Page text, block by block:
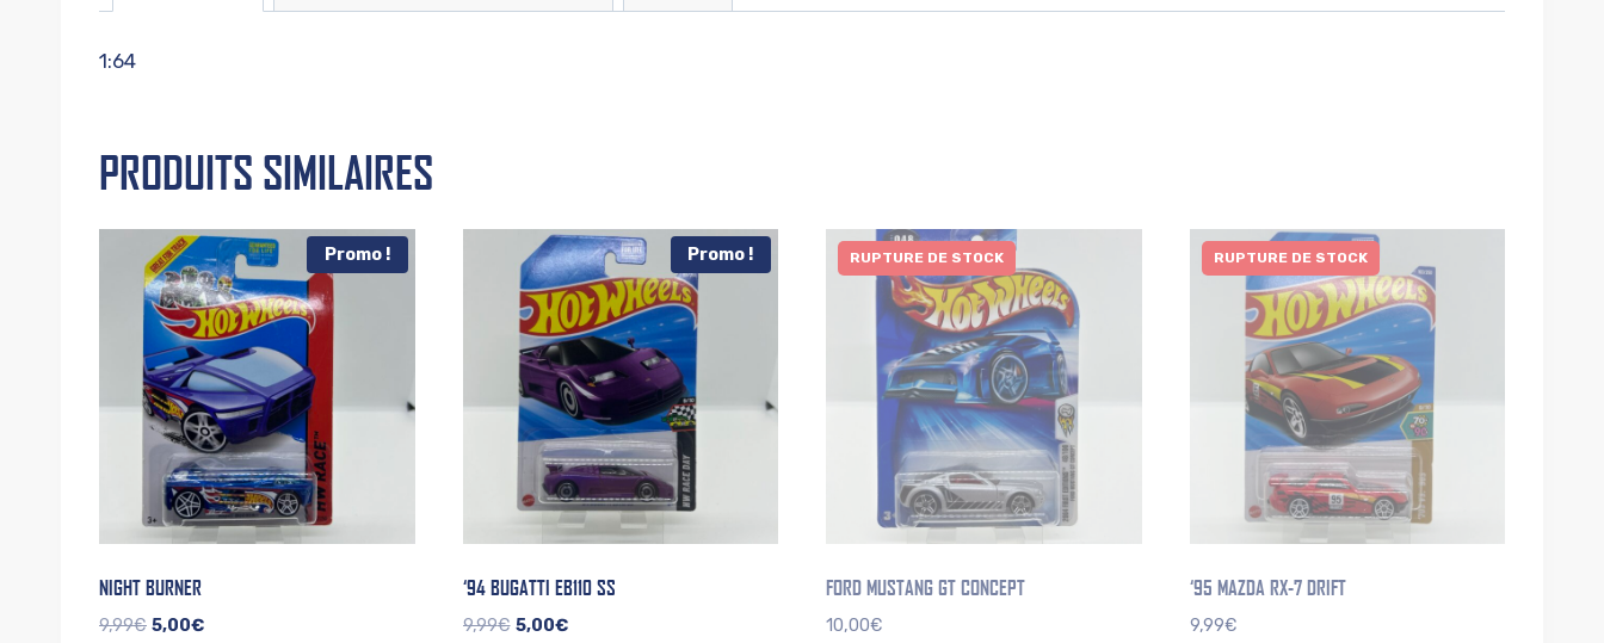
1:64
PRODUITS SIMILAIRES
Promo !
NIGHT BURNER
9,99€ Le
5,00€Le
Promo !
‘94 BUGATTI EB110 SS
9,99€ Le
5,00€Le
RUPTURE DE STOCK
FORD MUSTANG GT CONCEPT
10,00€
RUPTURE DE STOCK
‘95 MAZDA RX-7 DRIFT
9,99€